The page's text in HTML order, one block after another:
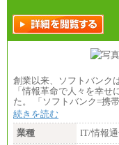
創業以来、ソフトバンク
「情報革命で人々を幸
た。 「ソフトバンク=携
続きを読む
業種
IT/情報